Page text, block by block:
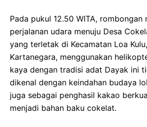
Pada pukul 12.50 WITA, rombongan
perjalanan udara menuju Desa
yang terletak di Kecamatan Loa
Kartanegara, menggunakan
kaya dengan tradisi adat Dayak ini
dikenal dengan keindahan budaya
juga sebagai penghasil kakao
menjadi bahan baku cokelat.